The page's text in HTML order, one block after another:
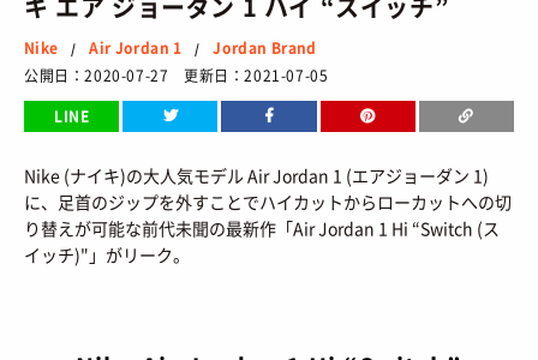
コラボ
サンダル Nike
ASICS
New Balance
Salomon
SNEAKERS
TOP/ スニーカートップ
Nike /Air Jordan 1 /Jordan Brand
公開日：2020-07-27 更新日：2021-07-05
LINE
Nike (ナイキ)の大人気モデル Air Jordan 1 (エアジョーダン 1)
に、足首のジップを外すことでハイカットからローカットへの切
り替えが可能な前代未聞の最新作「Air Jordan 1 Hi “Switch (ス
イッチ)"」がリーク。